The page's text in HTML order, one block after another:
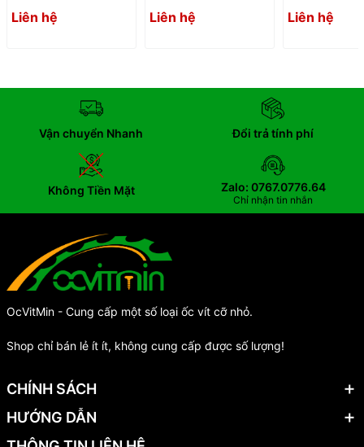
Liên hệ Liên hệ Liên hệ
Vận chuyển Nhanh Đổi trả tính phí
Không Tiền Mặt Zalo: 0767.0776.64
Chỉ nhận tin nhắn
OcVitMin - Cung cấp một số loại ốc vít cỡ nhỏ.
Shop chỉ bán lẻ ít ít, không cung cấp được số lượng!
CHÍNH SÁCH
HƯỚNG DẪN